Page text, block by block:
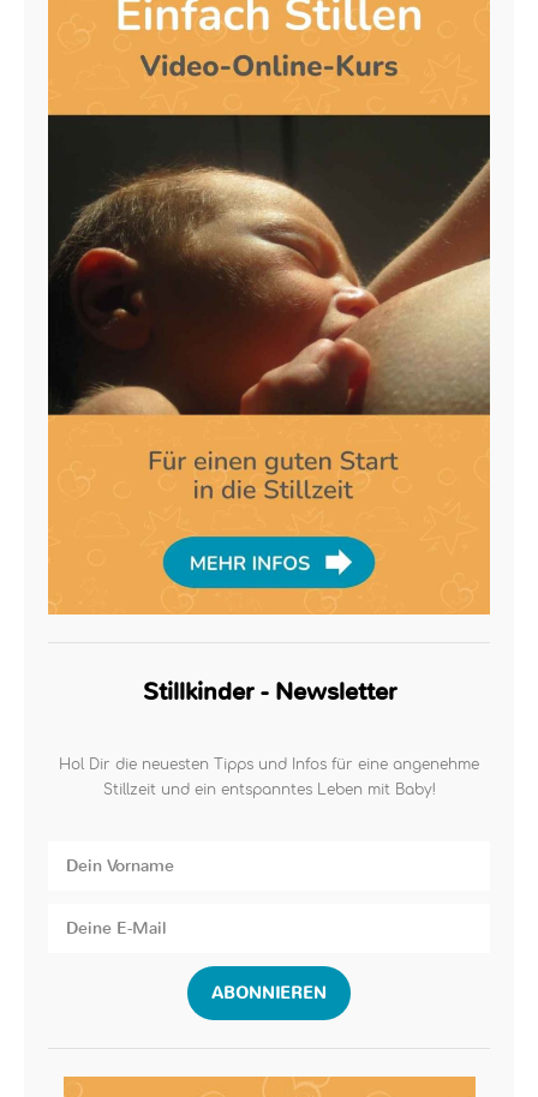
Stillkinder - Newsletter
Hol Dir die neuesten Tipps und Infos für eine angenehme
Stillzeit und ein entspanntes Leben mit Baby!
ABONNIEREN